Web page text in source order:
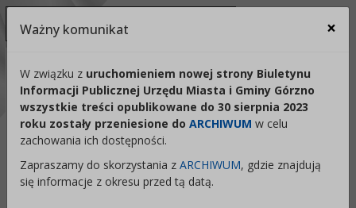
Ukryj panel ułatwień dostępu
Zmień kontrast na domyślny
C1 C2 C3 C4
Rozmiar czcionki:
A
A+ A++
Odstępy:
Zmień odstęp między literami
Zmień interlinię i margines
Reset:
Przywróć
Ważny komunikat ×
W związku z uruchomieniem nowej strony Biuletynu
Informacji Publicznej Urzędu Miasta i Gminy Górzno
wszystkie treści opublikowane do 30 sierpnia 2023
roku zostały przeniesione do ARCHIWUM w celu
zachowania ich dostępności.
Zapraszamy do skorzystania z ARCHIWUM, gdzie znajdują
się informacje z okresu przed tą datą.